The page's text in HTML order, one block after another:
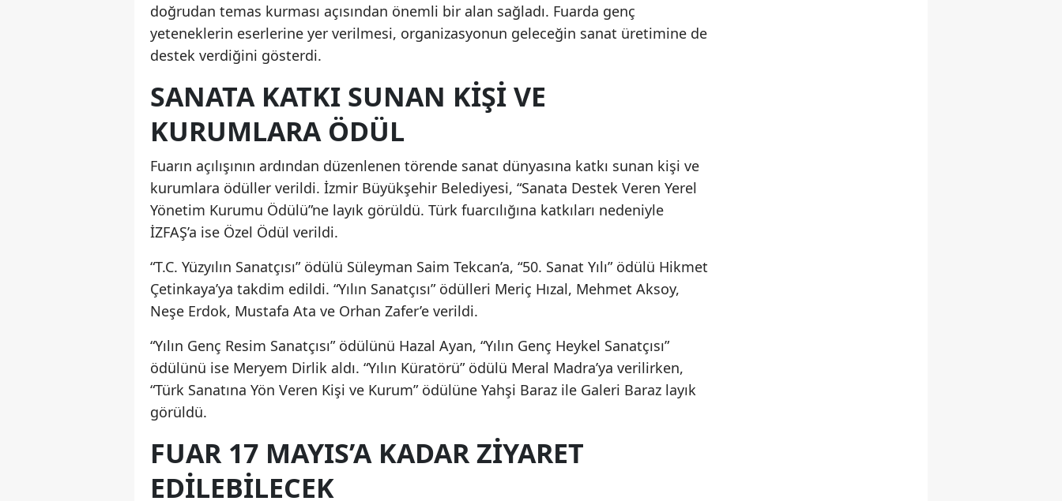
doğrudan temas kurması açısından önemli bir alan sağladı. Fuarda genç
yeteneklerin eserlerine yer verilmesi, organizasyonun geleceğin sanat üretimine de
destek verdiğini gösterdi.
SANATA KATKI SUNAN KIŞI VE
KURUMLARA ÖDÜL
Fuarın açılışının ardından düzenlenen törende sanat dünyasına katkı sunan kişi ve
kurumlara ödüller verildi. İzmir Büyükşehir Belediyesi, “Sanata Destek Veren Yerel
Yönetim Kurumu Ödülü”ne layık görüldü. Türk fuarcılığına katkıları nedeniyle
İZFAŞ’a ise Özel Ödül verildi.
“T.C. Yüzyılın Sanatçısı” ödülü Süleyman Saim Tekcan’a, “50. Sanat Yılı” ödülü Hikmet
Çetinkaya’ya takdim edildi. “Yılın Sanatçısı” ödülleri Meriç Hızal, Mehmet Aksoy,
Neşe Erdok, Mustafa Ata ve Orhan Zafer’e verildi.
“Yılın Genç Resim Sanatçısı” ödülünü Hazal Ayan, “Yılın Genç Heykel Sanatçısı”
ödülünü ise Meryem Dirlik aldı. “Yılın Küratörü” ödülü Meral Madra’ya verilirken,
“Türk Sanatına Yön Veren Kişi ve Kurum” ödülüne Yahşi Baraz ile Galeri Baraz layık
görüldü.
FUAR 17 MAYIS’A KADAR ZIYARET
EDILEBILECEK